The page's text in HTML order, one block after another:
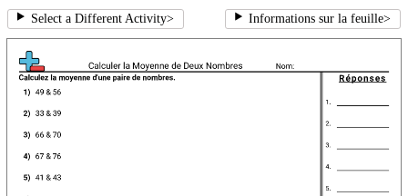
Select a Different Activity> Informations sur la feuille>